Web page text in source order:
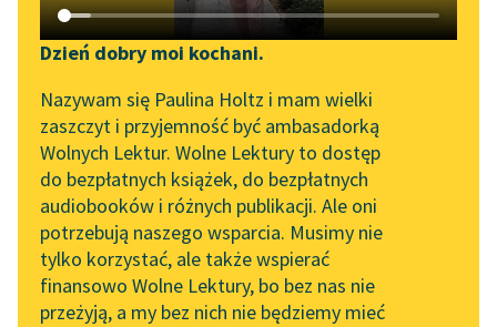
Katalog DAISY
Podkasty o książkach
Zgłoś brak utworu
Aktualności
Zapraszamy na spotkanie
online z tłumaczkami
literatury skandynawskiej
Spotkanie z Katarzyną
Tunkiel w Oslo
Wolne Lektury na 32.
Narzędzia
Mapa Wolnych Lektur
Leśmianator
Przewodnik dla piszących i
czytających
Dzień dobry moi kochani.
Nazywam się Paulina Holtz i mam wielki
zaszczyt i przyjemność być ambasadorką
Wolnych Lektur. Wolne Lektury to dostęp
do bezpłatnych książek, do bezpłatnych
audiobooków i różnych publikacji. Ale oni
potrzebują naszego wsparcia. Musimy nie
tylko korzystać, ale także wspierać
finansowo Wolne Lektury, bo bez nas nie
przeżyją, a my bez nich nie będziemy mieć
pobierz książkę